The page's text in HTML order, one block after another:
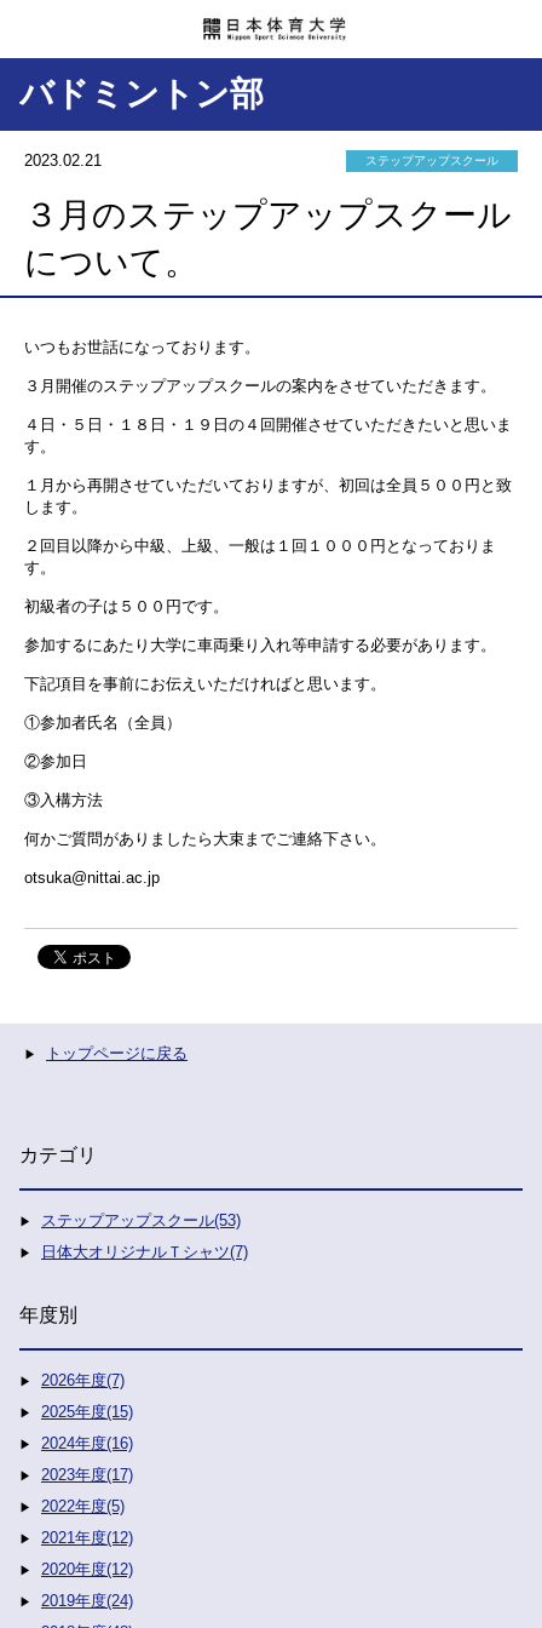
バドミントン部
2023.02.21 ステップアップスクール
３月のステップアップスクール
について。
いつもお世話になっております。
３月開催のステップアップスクールの案内をさせていただきます。
４日・５日・１８日・１９日の４回開催させていただきたいと思いま
す。
１月から再開させていただいておりますが、初回は全員５００円と致
します。
２回目以降から中級、上級、一般は１回１０００円となっておりま
す。
初級者の子は５００円です。
参加するにあたり大学に車両乗り入れ等申請する必要があります。
下記項目を事前にお伝えいただければと思います。
①参加者氏名（全員）
②参加日
③入構方法
何かご質問がありましたら大束までご連絡下さい。
otsuka@nittai.ac.jp
トップページに戻る
カテゴリ
ステップアップスクール(53)
日体大オリジナルＴシャツ(7)
年度別
2026年度(7)
2025年度(15)
2024年度(16)
2023年度(17)
2022年度(5)
2021年度(12)
2020年度(12)
2019年度(24)